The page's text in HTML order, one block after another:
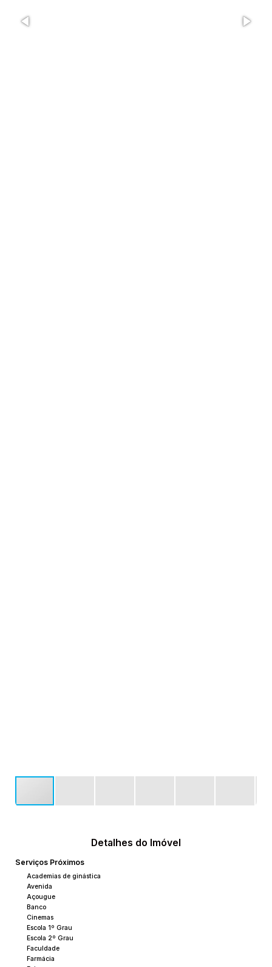
Detalhes do Imóvel
Serviços Próximos
Academias de ginástica
Avenida
Açougue
Banco
Cinemas
Escola 1º Grau
Escola 2º Grau
Faculdade
Farmácia